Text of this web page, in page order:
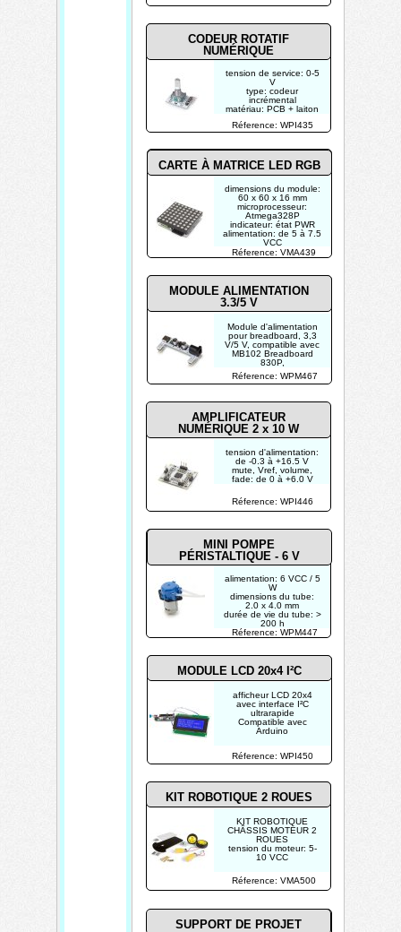
Réference: WPI435
Réference: VMA439
Réference: WPM467
Réference: WPM447
Réference: WPI446
Réference: VMA500
Réference: WPI450
CODEUR ROTATIF
NUMÉRIQUE
MODULE ALIMENTATION
3.3/5 V
MINI POMPE
PÉRISTALTIQUE - 6 V
CARTE À MATRICE LED RGB
AMPLIFICATEUR
NUMÉRIQUE 2 x 10 W
KIT ROBOTIQUE 2 ROUES
MODULE LCD 20x4 I²C
SUPPORT DE PROJET
tension de service: 0-5
V
type: codeur
incrémental
matériau: PCB + laiton
Module d'alimentation
pour breadboard, 3,3
V/5 V, compatible avec
MB102 Breadboard
830P,
alimenté par câble
USB-C ou prise DC
dimensions du module:
60 x 60 x 16 mm
microprocesseur:
Atmega328P
indicateur: état PWR
alimentation: de 5 à 7.5
VCC
tension d'alimentation:
de -0.3 à +16.5 V
mute, Vref, volume,
fade: de 0 à +6.0 V
RINN, RINP, LINN,
LINP: de -0.3 à +6.0 V
puissance de sortie @
alimentation: 6 VCC / 5
W
dimensions du tube:
2.0 x 4.0 mm
durée de vie du tube: >
200 h
débit de la pompe: >=
39 ml / min
KIT ROBOTIQUE
CHÂSSIS MOTEUR 2
ROUES
tension du moteur: 5-
10 VCC
afficheur LCD 20x4
avec interface I²C
ultrarapide
Compatible avec
Arduino